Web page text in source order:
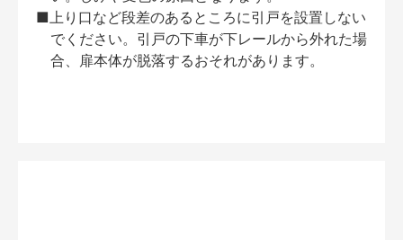
■上り口など段差のあるところに引戸を設置しない
でください。引戸の下車が下レールから外れた場
合、扉本体が脱落するおそれがあります。